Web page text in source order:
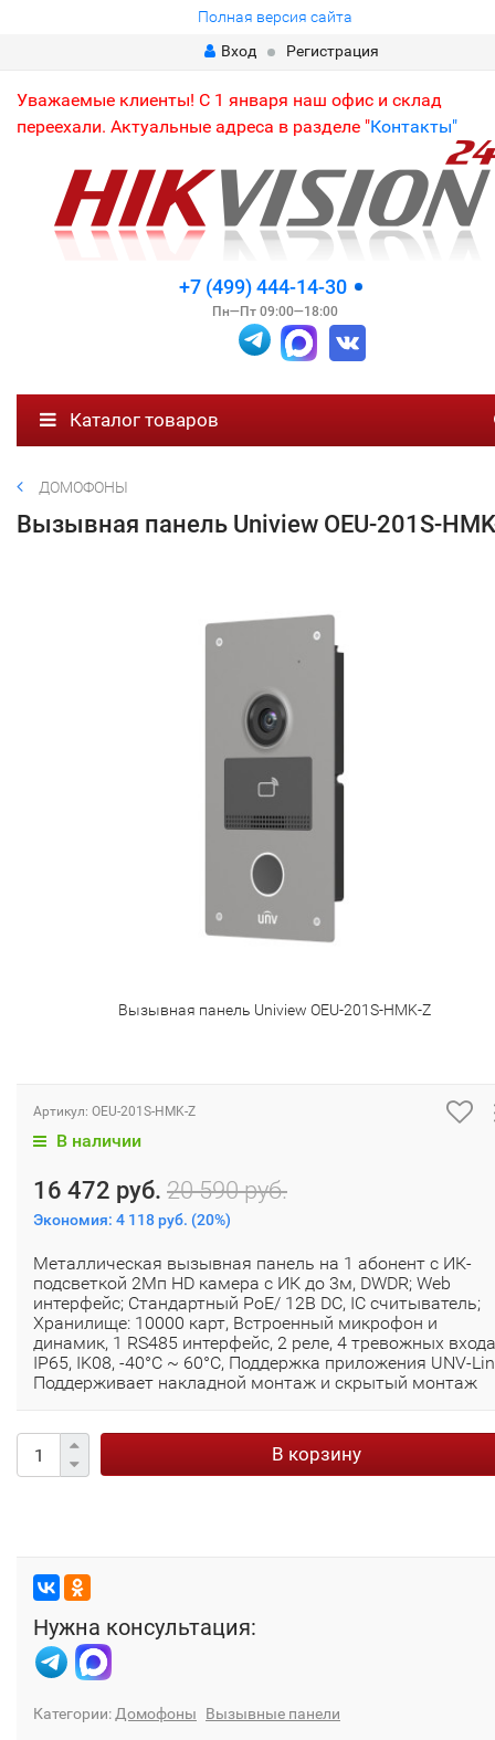
Полная версия сайта
Вход
Регистрация
Уважаемые клиенты! С 1 января наш офис и склад
переехали. Актуальные адреса в разделе "Контакты"
+7 (499) 444-14-30
Пн—Пт 09:00—18:00
Каталог товаров
ДОМОФОНЫ
Вызывная панель Uniview OEU-201S-
Вызывная панель Uniview OEU-201S-HMK-Z
Артикул: OEU-201S-HMK-Z
В наличии
16 472 руб. 20 590 руб.
Экономия: 4 118 руб. (20%)
Металлическая вызывная панель на 1 абонент с ИК-
подсветкой 2Мп HD камера с ИК до 3м, DWDR; Web
интерфейс; Стандартный PoE/ 12В DC, IC считыватель;
Хранилище: 10000 карт, Встроенный микрофон и
динамик, 1 RS485 интерфейс, 2 реле, 4 тревожных
IP65, IK08, -40°C ~ 60°C, Поддержка приложения UNV-
Поддерживает накладной монтаж и скрытый монтаж
В корзину
Нужна консультация:
Категории:Домофоны Вызывные панели